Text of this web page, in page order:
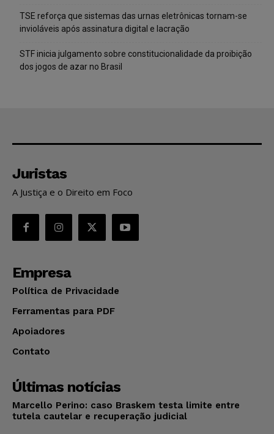
TSE reforça que sistemas das urnas eletrônicas tornam-se
invioláveis após assinatura digital e lacração
STF inicia julgamento sobre constitucionalidade da proibição
dos jogos de azar no Brasil
Juristas
A Justiça e o Direito em Foco
Empresa
Política de Privacidade
Ferramentas para PDF
Apoiadores
Contato
Últimas notícias
Marcello Perino: caso Braskem testa limite entre
tutela cautelar e recuperação judicial